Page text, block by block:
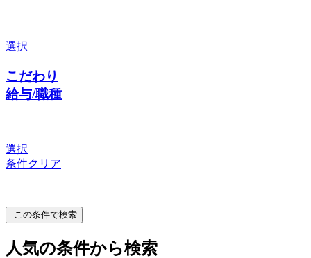
選択
こだわり
給与/職種
選択
条件クリア
この条件で検索
人気の条件から検索